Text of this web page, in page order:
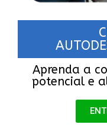
Aprenda a
potencial e